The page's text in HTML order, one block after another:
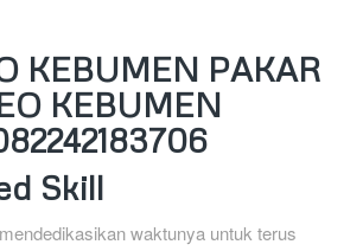
KEBUMEN PAKAR
KEBUMEN
Skill
waktunya untuk terus